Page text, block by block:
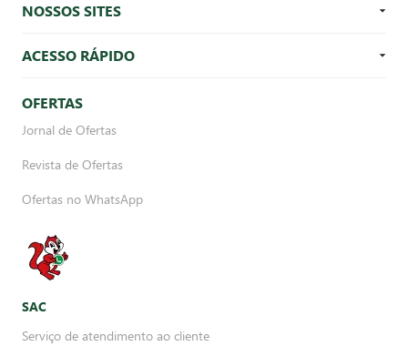
NOSSOS SITES
ACESSO RÁPIDO
OFERTAS
Jornal de Ofertas
Revista de Ofertas
Ofertas no WhatsApp
SAC
Serviço de atendimento ao cliente